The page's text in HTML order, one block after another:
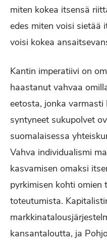
miten kokea itsensä
edes miten voisi sietää
voisi kokea
Kantin imperatiivi on
haastanut vahvaa
eetosta, jonka varmasti
syntyneet sukupolvet
suomalaisessa
Vahva individualismi
kasvamisen omaksi
pyrkimisen kohti omien
toteutumista.
kansantaloutta, ja